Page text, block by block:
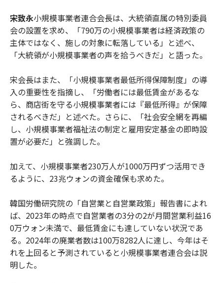
宋致永小規模事業者連合会長は、大統領直属の特別委員
会の設置を求め、「790万の小規模事業者は経済政策の
主体ではなく、施しの対象に転落している」と述べ、
「大統領が小規模事業者の声を拾うべきだ」と語った。
宋会長はまた、「小規模事業者最低所得保障制度」の導
入の重要性を指摘し、「労働者には最低賃金があるな
ら、商店街を守る小規模事業者には『最低所得』が保障
されるべきだ」と述べた。さらに、「社会安全網を再編
し、小規模事業者福祉法の制定と雇用安定基金の即時設
置が必要だ」と強調した。
加えて、小規模事業者230万人が1000万円ずつ活用でき
るように、23兆ウォンの資金確保も求めた。
韓国労働研究院の「自営業と自営業政策」報告書によれ
ば、2023年の時点で自営業者の3分の2が月間営業利益16
0万ウォン未満で、最低賃金にも達していない状況であ
る。2024年の廃業者数は100万8282人に達し、今年はそ
れを上回ると予測されていると小規模事業者連合会は説
明した。